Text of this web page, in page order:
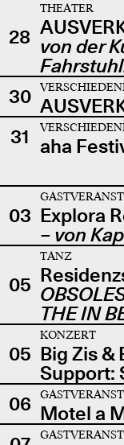
28
THEATER
von der
30
31 aha
03 Explora
– von
05
TANZ
THE IN
05
KONZERT
Big Zis &
Support:
06 Motel a